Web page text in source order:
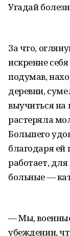
Угадай
За что,
искренне
подумав,
деревни,
выучиться на
растеряла
Большего
благодаря
работает,
больные —
— Мы,
убеждении,